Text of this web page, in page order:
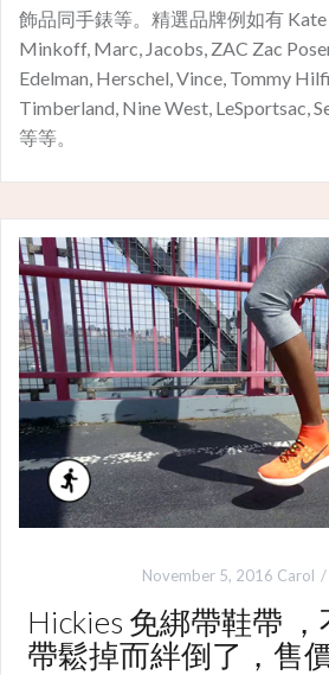
飾品同手錶等。精選品牌例如有 Kate
Minkoff, Marc, Jacobs, ZAC Zac
Edelman, Herschel, Vince, Tommy
Timberland, Nine West, LeSportsac,
等等。
November 5, 2016 Carol
Hickies 免綁帶鞋帶
帶鬆掉而絆倒了，售